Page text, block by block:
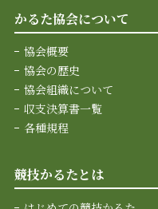
かるた協会について
協会概要
協会の歴史
協会組織について
収支決算書一覧
各種規程
競技かるたとは